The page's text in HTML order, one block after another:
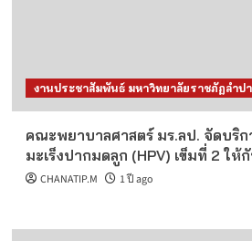
งานประชาสัมพันธ์ มหาวิทยาลัยราชภัฏลำป
คณะพยาบาลศาสตร์ มร.ลป. จัดบริ
มะเร็งปากมดลูก (HPV) เข็มที่ 2 ใ
CHANATIP.M 1 ปี ago